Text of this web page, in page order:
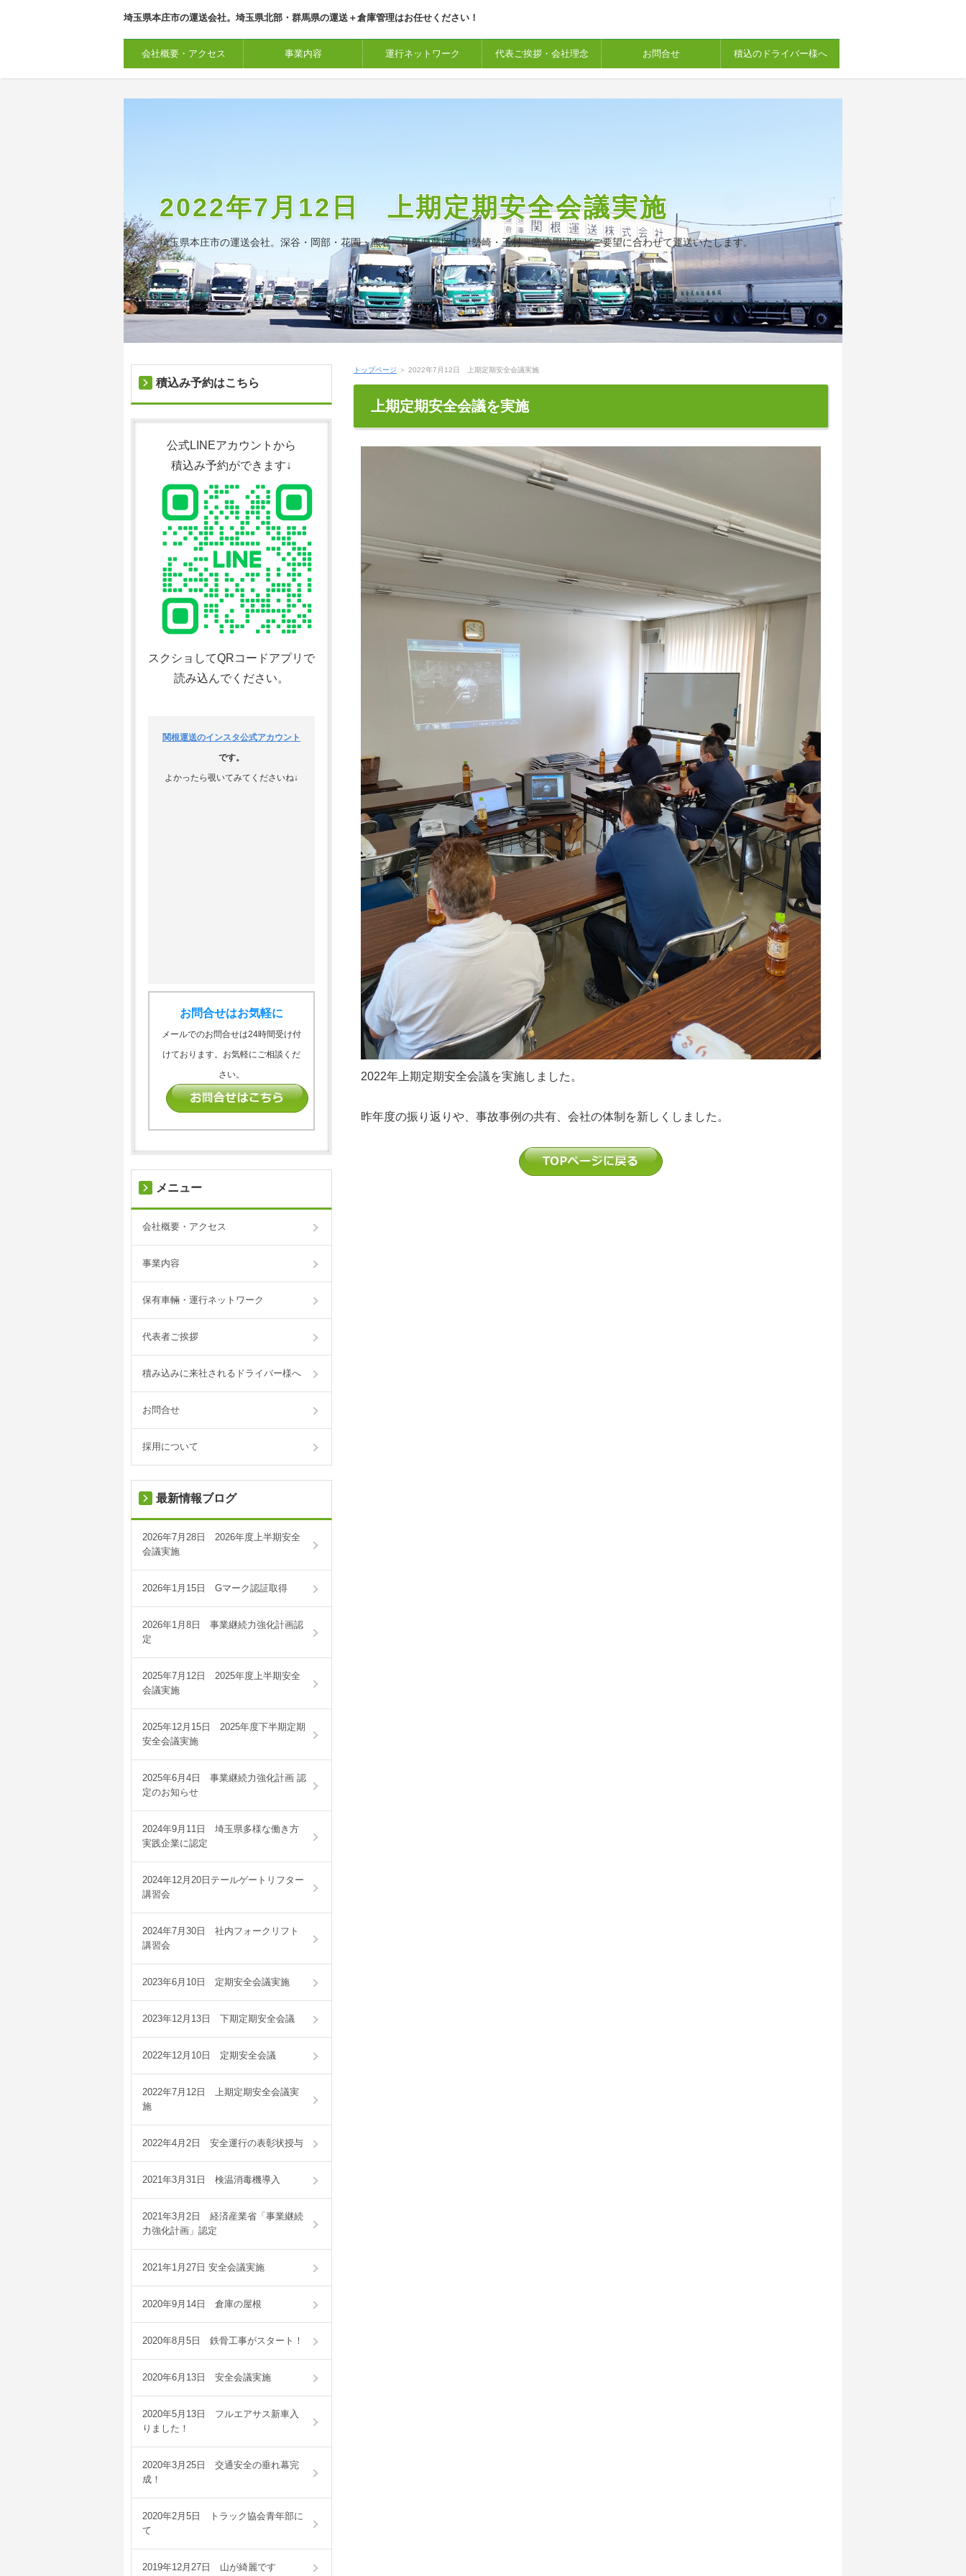
埼玉県本庄市の運送会社。埼玉県北部・群馬県の運送＋倉庫管理はお任せください！
会社概要・アクセス 事業内容 運行ネットワーク 代表ご挨拶・会社理念 お問合せ 積込のドライバー様へ
2022年7月12日 上期定期安全会議実施
埼玉県本庄市の運送会社。深谷・岡部・花園・熊谷・群馬県藤岡・伊勢崎・玉村・高崎周辺などご要望に合わせて運送いたします。
トップページ ＞ 2022年7月12日 上期定期安全会議実施
上期定期安全会議を実施
2022年上期定期安全会議を実施しました。
昨年度の振り返りや、事故事例の共有、会社の体制を新しくしました。
積込み予約はこちら
公式LINEアカウントから
積込み予約ができます↓
スクショしてQRコードアプリで
読み込んでください。
関根運送のインスタ公式アカウント
です。
よかったら覗いてみてくださいね↓
お問合せはお気軽に
メールでのお問合せは24時間受け付
けております。お気軽にご相談くだ
さい。
メニュー
会社概要・アクセス
事業内容
保有車輛・運行ネットワーク
代表者ご挨拶
積み込みに来社されるドライバー様へ
お問合せ
採用について
最新情報ブログ
2026年7月28日 2026年度上半期安全
会議実施
2026年1月15日 Gマーク認証取得
2026年1月8日 事業継続力強化計画認
定
2025年7月12日 2025年度上半期安全
会議実施
2025年12月15日 2025年度下半期定期
安全会議実施
2025年6月4日 事業継続力強化計画 認
定のお知らせ
2024年9月11日 埼玉県多様な働き方
実践企業に認定
2024年12月20日テールゲートリフター
講習会
2024年7月30日 社内フォークリフト
講習会
2023年6月10日 定期安全会議実施
2023年12月13日 下期定期安全会議
2022年12月10日 定期安全会議
2022年7月12日 上期定期安全会議実
施
2022年4月2日 安全運行の表彰状授与
2021年3月31日 検温消毒機導入
2021年3月2日 経済産業省「事業継続
力強化計画」認定
2021年1月27日 安全会議実施
2020年9月14日 倉庫の屋根
2020年8月5日 鉄骨工事がスタート！
2020年6月13日 安全会議実施
2020年5月13日 フルエアサス新車入
りました！
2020年3月25日 交通安全の垂れ幕完
成！
2020年2月5日 トラック協会青年部に
て
2019年12月27日 山が綺麗です